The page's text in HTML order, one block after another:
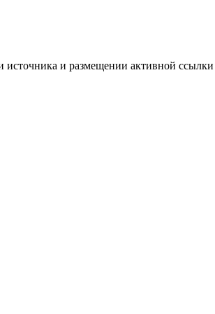
и размещении активной